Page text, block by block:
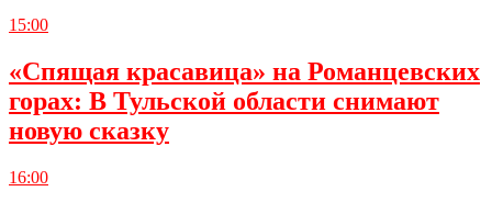
15:00
«Спящая красавица» на Романцевских
горах: В Тульской области снимают
новую сказку
16:00